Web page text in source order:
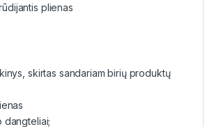
plienas
skirtas sandariam birių produktų
dangteliai;